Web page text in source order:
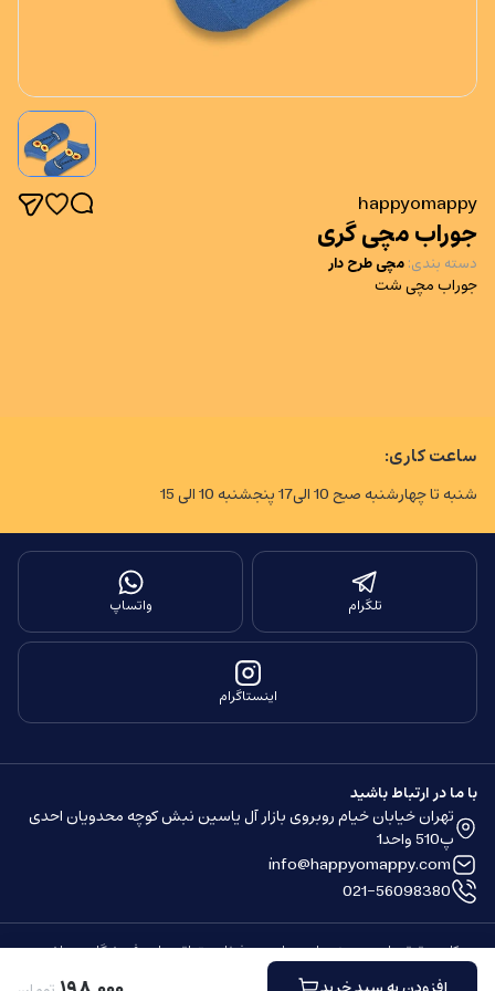
happyomappy
جوراب مچی گری
دسته بندی: مچی طرح دار
جوراب مچی شت
ساعت کاری:
شنبه تا چهارشنبه صبح 10 الی17 پنجشنبه 10 الی 15
تلگرام واتساپ
اینستاگرام
با ما در ارتباط باشید
تهران خیابان خیام روبروی بازار آل یاسین نبش کوچه محدویان احدی
پ510 واحد1
info@happyomappy.com
021-56098380
کلیه حقوق مادی و معنوی این سایت محفوظ و متعلق به این فروشگاه می باشد.
ساخته شده توسط